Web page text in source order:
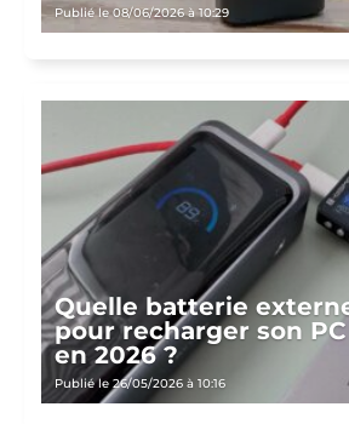
Publié le 08/06/2026 à 10:29
Quelle batterie
pour recharger son
en 2026 ?
Publié le 26/05/2026 à 10:16